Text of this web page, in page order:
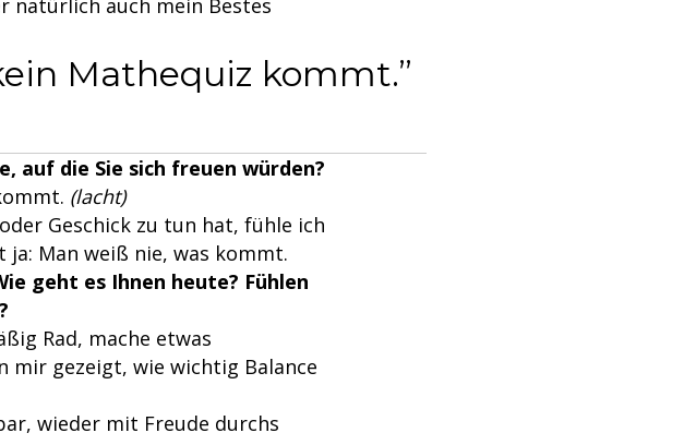
natürlich auch mein Bestes
Mathequiz kommt.
auf die Sie sich freuen würden?
(lacht)
Geschick zu tun hat, fühle ich
ja: Man weiß nie, was kommt.
geht es Ihnen heute? Fühlen
Rad, mache etwas
mir gezeigt, wie wichtig Balance
wieder mit Freude durchs